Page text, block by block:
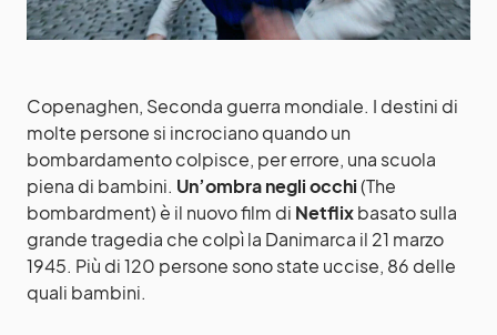
Copenaghen, Seconda guerra mondiale. I destini di
molte persone si incrociano quando un
bombardamento colpisce, per errore, una scuola
piena di bambini. Un’ombra negli occhi(The
bombardment) è il nuovo film di Netflixbasato sulla
grande tragedia che colpì la Danimarca il 21 marzo
1945. Più di 120 persone sono state uccise, 86 delle
quali bambini.